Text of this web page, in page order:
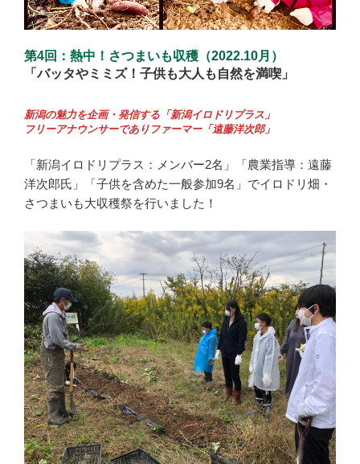
第4回：熱中！さつまいも収穫（2022.10月）
「バッタやミミズ！子供も大人も自然を満喫」
新潟の魅力を企画・発信する「新潟イロドリプラス」
フリーアナウンサーでありファーマー「遠藤洋次郎」
「新潟イロドリプラス：メンバー2名」「農業指導：遠藤
洋次郎氏」「子供を含めた一般参加9名」でイロドリ畑・
さつまいも大収穫祭を行いました！